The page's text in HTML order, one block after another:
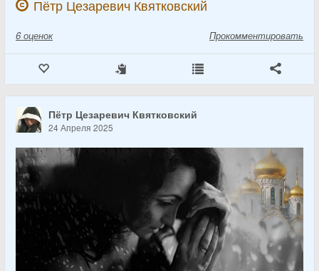
Пётр Цезаревич Квятковский
6 оценок Прокомментировать
Пётр Цезаревич Квятковский
24 Апреля 2025